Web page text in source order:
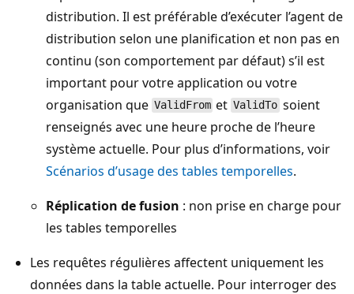
distribution. Il est préférable d’exécuter l’agent de
distribution selon une planification et non pas en
continu (son comportement par défaut) s’il est
important pour votre application ou votre
organisation que ValidFrom et ValidTo soient
renseignés avec une heure proche de l’heure
système actuelle. Pour plus d’informations, voir
Scénarios d’usage des tables temporelles.
Réplication de fusion : non prise en charge pour
les tables temporelles
Les requêtes régulières affectent uniquement les
données dans la table actuelle. Pour interroger des